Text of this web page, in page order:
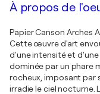
À propos de
Papier Canson Arches
Cette œuvre d'art
d'une intensité et
dominée par un phare
rocheux, imposant par
irradie le ciel nocturne.